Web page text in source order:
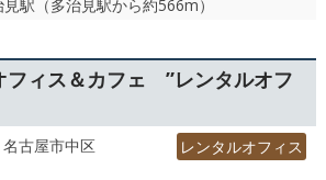
見駅（多治見駅から約566m）
フィス＆カフェ ”レンタルオフ
古屋市中区 レンタルオフィス